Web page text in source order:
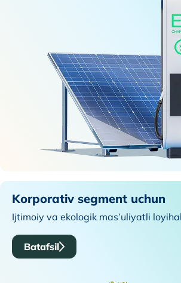
Korporativ segment uchun
Ijtimoiy va ekologik mas’uliyatli
Batafsil